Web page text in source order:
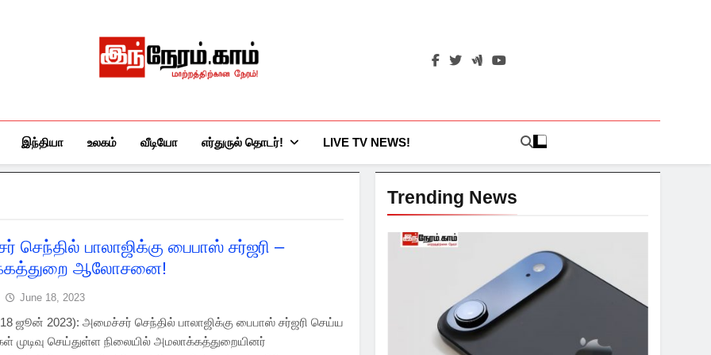
இந்நேரம்.காம்
இந்தியா உலகம் வீடியோ எர்துருல் தொடர்! LIVE TV NEWS!
செந்தில் பாலாஜிக்கு பைபாஸ் சர்ஜரி –
ஆலோசனை!
June 18, 2023
ஜூன் 2023): அமைச்சர் செந்தில் பாலாஜிக்கு பைபாஸ் சர்ஜரி செய்ய
முடிவு செய்துள்ள நிலையில் அமலாக்கத்துறையினர்
Trending News